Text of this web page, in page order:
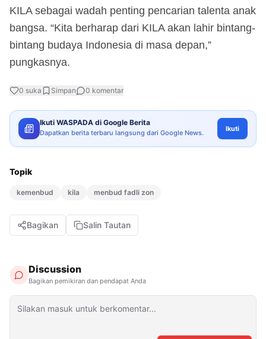
KILA sebagai wadah penting pencarian talenta anak
bangsa. “Kita berharap dari KILA akan lahir bintang-
bintang budaya Indonesia di masa depan,”
pungkasnya.
0 suka Simpan 0 komentar
Ikuti WASPADA di Google Berita
Dapatkan berita terbaru langsung dari Google News. Ikuti
Topik
kemenbud kila menbud fadli zon
Bagikan Salin Tautan
Discussion
Bagikan pemikiran dan pendapat Anda